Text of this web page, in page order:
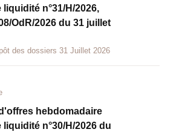
n°31/H/2026,
OdR/2026 du 31 juillet
des dossiers 31 Juillet 2026
hebdomadaire
n°30/H/2026 du